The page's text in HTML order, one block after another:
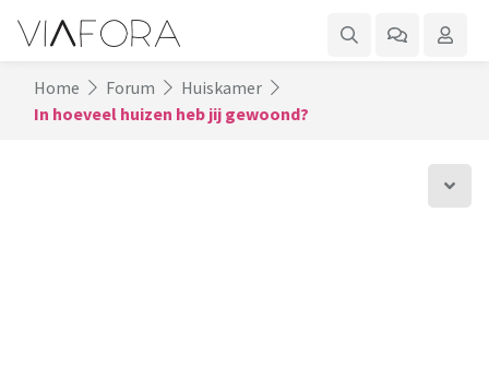
Home Forum
Huiskamer
In hoeveel huizen heb jij gewoond?